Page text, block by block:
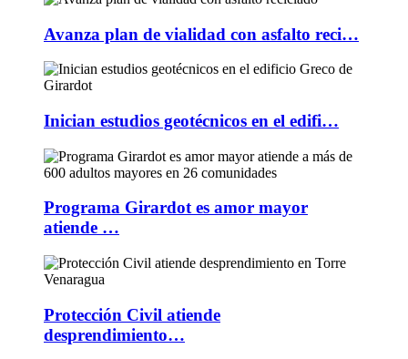
Avanza plan de vialidad con asfalto reci…
Inician estudios geotécnicos en el edifi…
Programa Girardot es amor mayor
atiende …
Protección Civil atiende
desprendimiento…